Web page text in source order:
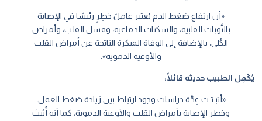
«أن ارتفاع ضغط الدم يُعتبر عاملَ خطِرٍ رئيسًا في الإصابة
بالنَّوبات القلبية، والسكتات الدماغية، وفشل القلب، وأمراض
الكُلى، بالإضافة إلى الوفاة المبكرة الناتجة عن أمراض القلب
والأوعية الدموية».
يُكْمِل الطبيب حديثه قائلًا:
«أثبـتـت عِدَّة دراسات وجود ارتباط بين زيادة ضغط العمل،
وخطر الإصابة بأمراض القلب والأوعية الدموية، كما أنه أُثبِتَ